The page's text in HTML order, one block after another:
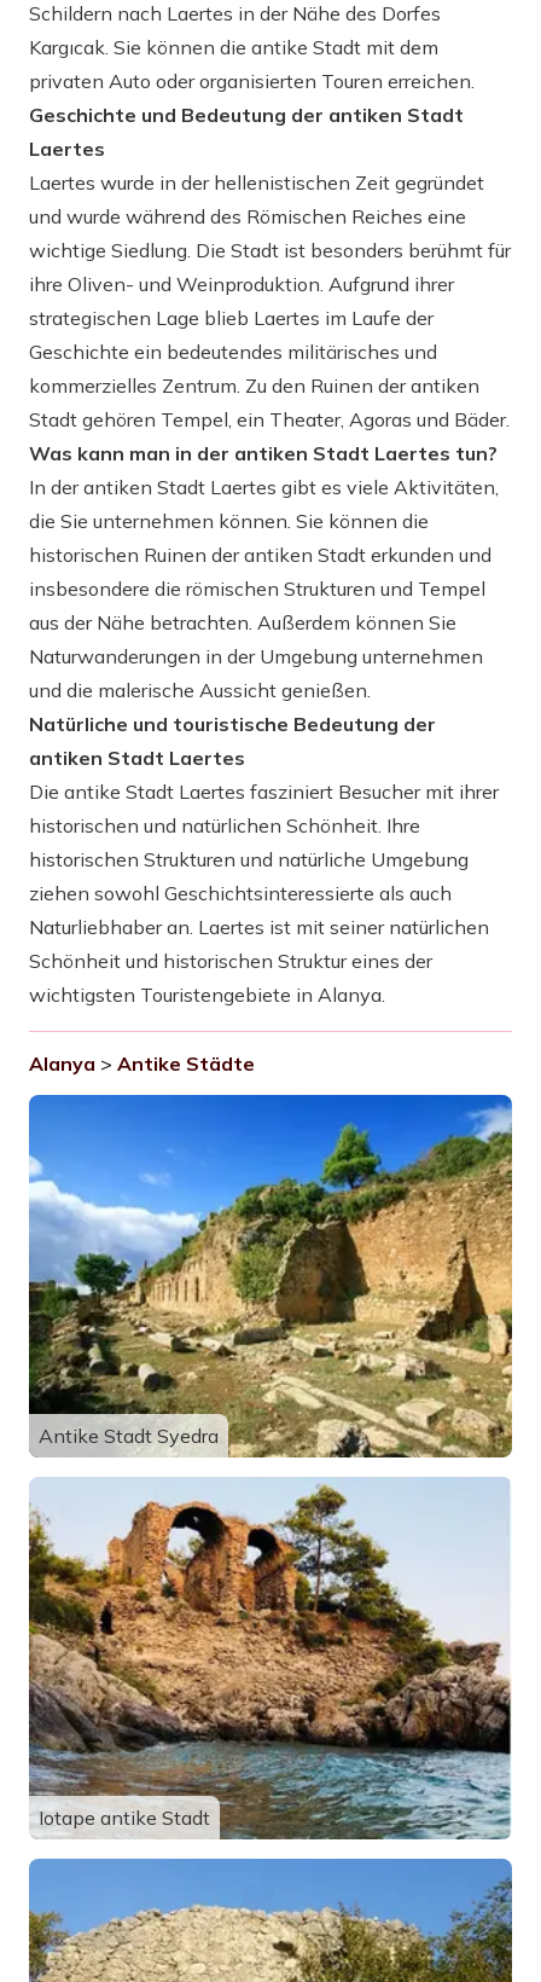
Schildern nach Laertes in der Nähe des Dorfes
Kargıcak. Sie können die antike Stadt mit dem
privaten Auto oder organisierten Touren erreichen.
Geschichte und Bedeutung der antiken Stadt
Laertes
Laertes wurde in der hellenistischen Zeit gegründet
und wurde während des Römischen Reiches eine
wichtige Siedlung. Die Stadt ist besonders berühmt für
ihre Oliven- und Weinproduktion. Aufgrund ihrer
strategischen Lage blieb Laertes im Laufe der
Geschichte ein bedeutendes militärisches und
kommerzielles Zentrum. Zu den Ruinen der antiken
Stadt gehören Tempel, ein Theater, Agoras und Bäder.
Was kann man in der antiken Stadt Laertes tun?
In der antiken Stadt Laertes gibt es viele Aktivitäten,
die Sie unternehmen können. Sie können die
historischen Ruinen der antiken Stadt erkunden und
insbesondere die römischen Strukturen und Tempel
aus der Nähe betrachten. Außerdem können Sie
Naturwanderungen in der Umgebung unternehmen
und die malerische Aussicht genießen.
Natürliche und touristische Bedeutung der
antiken Stadt Laertes
Die antike Stadt Laertes fasziniert Besucher mit ihrer
historischen und natürlichen Schönheit. Ihre
historischen Strukturen und natürliche Umgebung
ziehen sowohl Geschichtsinteressierte als auch
Naturliebhaber an. Laertes ist mit seiner natürlichen
Schönheit und historischen Struktur eines der
wichtigsten Touristengebiete in Alanya.
Alanya > Antike Städte
Antike Stadt Syedra
Iotape antike Stadt